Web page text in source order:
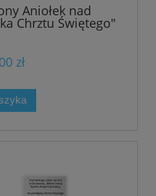
Aniołek nad
Chrztu Świętego"
zł